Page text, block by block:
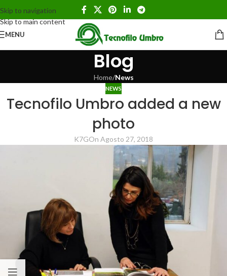
Skip to navigation
Skip to main content
MENU
Blog
Home/News
NEWS
Tecnofilo Umbro added a new
photo
K7GOn Agosto 27, 2018